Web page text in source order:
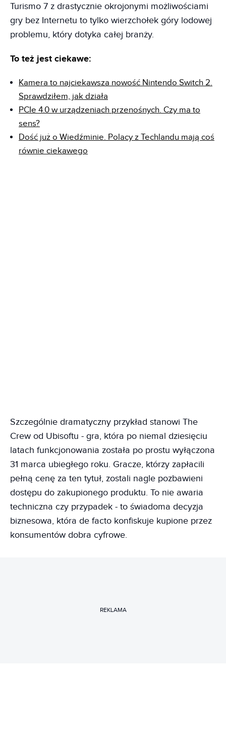
Turismo 7 z drastycznie okrojonymi możliwościami
gry bez Internetu to tylko wierzchołek góry lodowej
problemu, który dotyka całej branży.
To też jest ciekawe:
Kamera to najciekawsza nowość Nintendo Switch 2.
Sprawdziłem, jak działa
PCIe 4.0 w urządzeniach przenośnych. Czy ma to
sens?
Dość już o Wiedźminie. Polacy z Techlandu mają coś
równie ciekawego
Szczególnie dramatyczny przykład stanowi The
Crew od Ubisoftu - gra, która po niemal dziesięciu
latach funkcjonowania została po prostu wyłączona
31 marca ubiegłego roku. Gracze, którzy zapłacili
pełną cenę za ten tytuł, zostali nagle pozbawieni
dostępu do zakupionego produktu. To nie awaria
techniczna czy przypadek - to świadoma decyzja
biznesowa, która de facto konfiskuje kupione przez
konsumentów dobra cyfrowe.
REKLAMA